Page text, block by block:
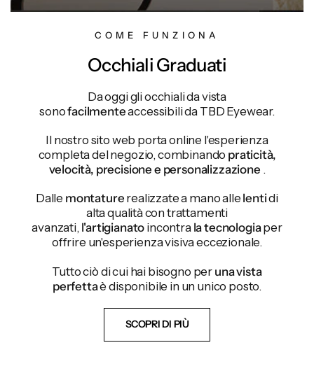
COME FUNZIONA
Occhiali Graduati
Da oggi gli occhiali da vista
sonofacilmenteaccessibili da TBD Eyewear.
Il nostro sito web porta online l'esperienza
completa del negozio, combinando praticità,
velocità, precisione e personalizzazione .
Dalle montature realizzate a mano alle lentidi
alta qualità con trattamenti
avanzati, l'artigianato incontra la tecnologiaper
offrire un'esperienza visiva eccezionale.
Tutto ciò di cui hai bisogno per una vista
perfettaè disponibile in un unico posto.
SCOPRI DI PIÙ